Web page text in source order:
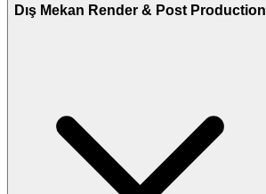
Dış Mekan Render & Post Production